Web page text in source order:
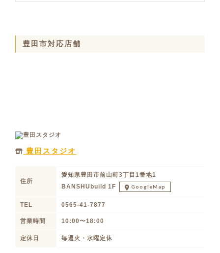
豊田市対応店舗
豊田スタジオ
住所
愛知県豊田市前山町3丁目1番地1
BANSHUbuild 1F
GoogleMap
TEL 0565-41-7877
営業時間 10:00〜18:00
定休日 毎週火・水曜定休